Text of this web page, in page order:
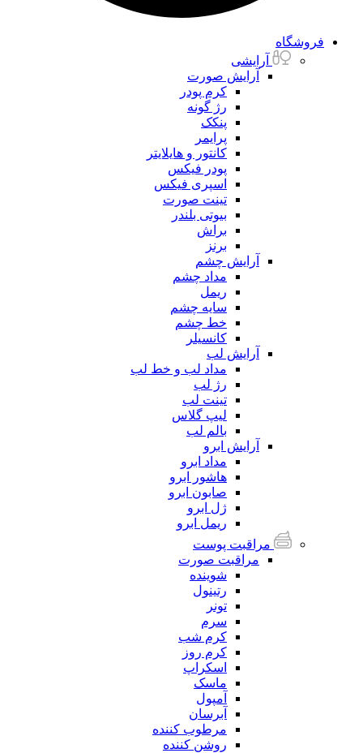
فروشگاه
آرایشی
آرایش صورت
کرم پودر
رژ گونه
پنکک
پرایمر
کانتور و هایلایتر
پودر فیکس
اسپری فیکس
تینت صورت
بیوتی بلندر
براش
برنز
آرایش چشم
مداد چشم
ریمل
سایه چشم
خط چشم
کانسیلر
آرایش لب
مداد لب و خط لب
رژ لب
تینت لب
لیپ گلاس
بالم لب
آرایش ابرو
مداد ابرو
هاشور ابرو
صابون ابرو
ژل ابرو
ریمل ابرو
مراقبت پوست
مراقبت صورت
شوینده
رتینول
تونر
سرم
کرم شب
کرم روز
اسکراپ
ماسک
آمپول
آبرسان
مرطوب کننده
روشن کننده